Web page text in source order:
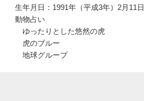
生年月日：1991年（平成3年）2月11日
動物占い
ゆったりとした悠然の虎
虎のブルー
地球グループ